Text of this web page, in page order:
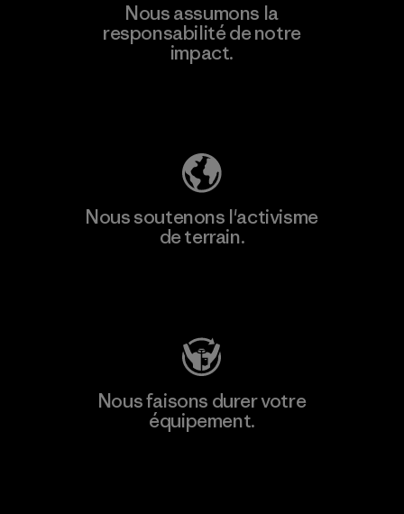
Nous assumons la
responsabilité de notre
impact.
Nous soutenons l'activisme
de terrain.
Nous faisons durer votre
équipement.